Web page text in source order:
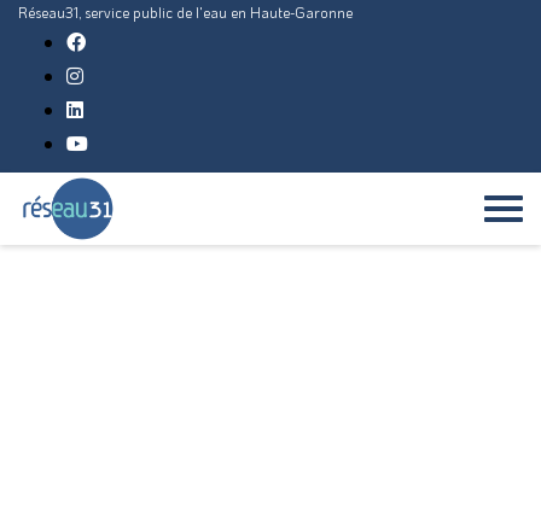
Réseau31, service public de l'eau en Haute-Garonne